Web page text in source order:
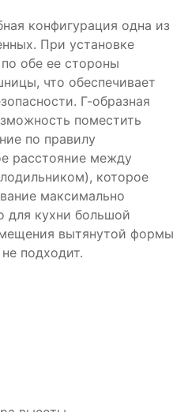
конфигурация одна из
При установке
обе ее стороны
что обеспечивает
Г-образная
поместить
по правилу
расстояние между
которое
максимально
для кухни большой
вытянутой формы
подходит.